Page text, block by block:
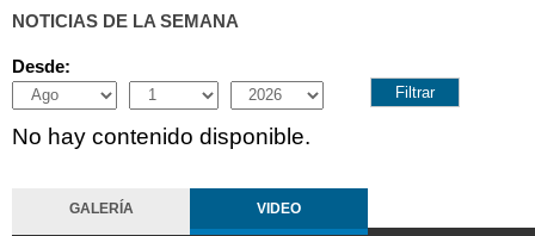
NOTICIAS DE LA SEMANA
Desde:
Month
Day Year
No hay contenido disponible.
GALERÍA VIDEO